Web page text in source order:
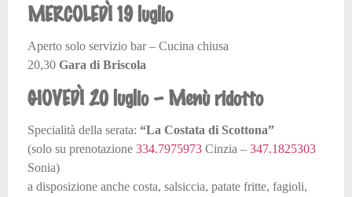
MERCOLEDÌ 19 luglio
Aperto solo servizio bar – Cucina chiusa
20,30 Gara di Briscola
GIOVEDÌ 20 luglio – Menù ridotto
Specialità della serata: “La Costata di Scottona”
(solo su prenotazione 334.7975973 Cinzia – 347.1825303
Sonia)
a disposizione anche costa, salsiccia, patate fritte, fagioli,